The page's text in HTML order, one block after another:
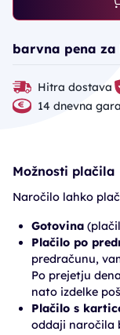
barvna pena za
Hitra dostava
14 dnevna
Možnosti plačila
Naročilo lahko
Gotovina
Plačilo po
predračunu,
Po prejetju
nato izdelke
Plačilo s
oddaji naročila